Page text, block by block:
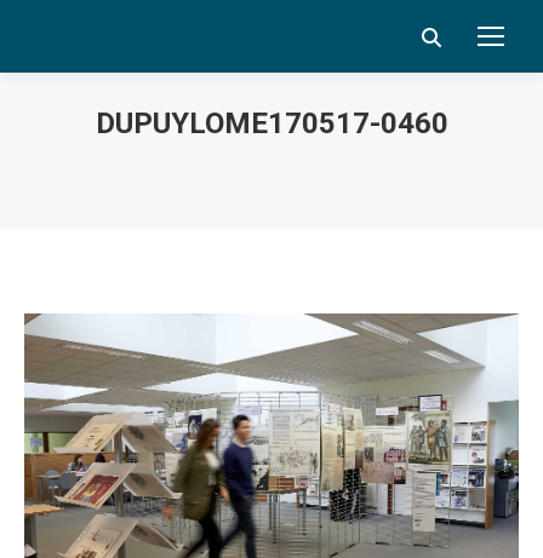
Search:
DUPUYLOME170517-0460